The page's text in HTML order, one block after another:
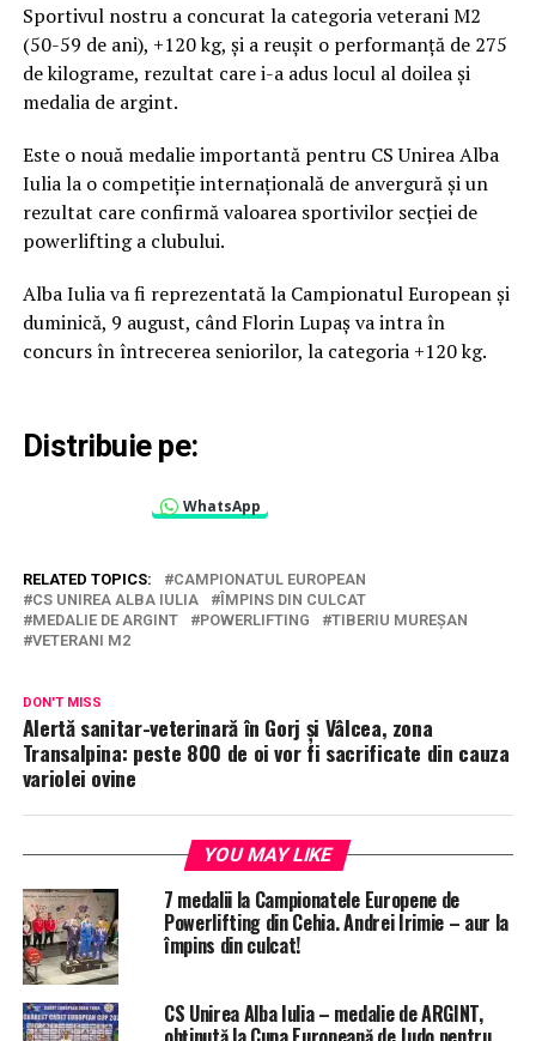
Sportivul nostru a concurat la categoria veterani M2
(50-59 de ani), +120 kg, și a reușit o performanță de 275
de kilograme, rezultat care i-a adus locul al doilea și
medalia de argint.
Este o nouă medalie importantă pentru CS Unirea Alba
Iulia la o competiție internațională de anvergură și un
rezultat care confirmă valoarea sportivilor secției de
powerlifting a clubului.
Alba Iulia va fi reprezentată la Campionatul European și
duminică, 9 august, când Florin Lupaș va intra în
concurs în întrecerea seniorilor, la categoria +120 kg.
Distribuie pe:
WhatsApp
RELATED TOPICS:
CAMPIONATUL EUROPEAN
CS UNIREA ALBA IULIA
ÎMPINS DIN CULCAT
MEDALIE DE ARGINT
POWERLIFTING
TIBERIU MUREȘAN
VETERANI M2
DON'T MISS
Alertă sanitar-veterinară în Gorj și Vâlcea, zona
Transalpina: peste 800 de oi vor fi sacrificate din cauza
variolei ovine
YOU MAY LIKE
7 medalii la Campionatele Europene de
Powerlifting din Cehia. Andrei Irimie – aur la
împins din culcat!
CS Unirea Alba Iulia – medalie de ARGINT,